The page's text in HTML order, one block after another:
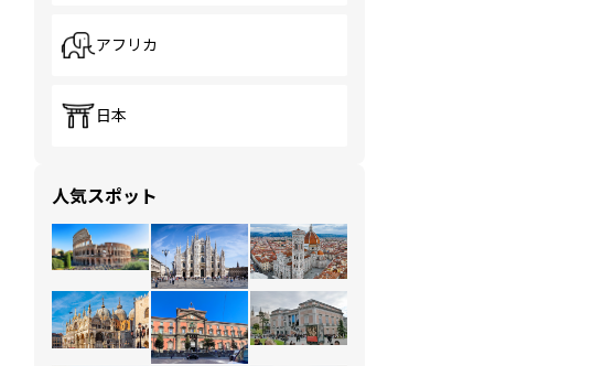
アフリカ
日本
人気スポット